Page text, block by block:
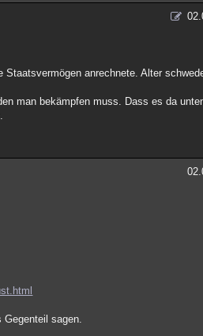
anrechnete. Alter
man bekämpfen muss. Dass es da
sagen.